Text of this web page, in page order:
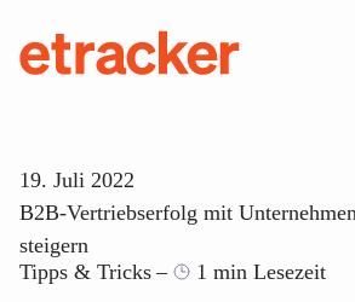
19. Juli 2022
B2B-Vertriebserfolg mit
steigern
Tipps & Tricks
1 min Lesezeit